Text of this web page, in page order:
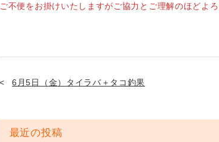
ご不便をお掛けいたしますがご協力とご理解のほどよ
6月5日（金）タイラバ＋タコ釣果
最近の投稿